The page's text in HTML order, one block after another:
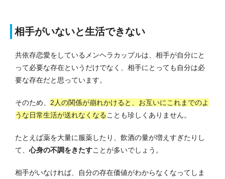
相手がいないと生活できない
共依存恋愛をしているメンヘラカップルは、相手が自分にと
って必要な存在というだけでなく、相手にとっても自分は必
要な存在だと思っています。
そのため、 2人の関係が崩れかけると、お互いにこれまでのよ
うな日常生活が送れなくなる ことも珍しくありません。
たとえば薬を大量に服薬したり、飲酒の量が増えすぎたりし
て、 心身の不調をきたすことが多いでしょう。
相手がいなければ、自分の存在価値がわからなくなってしま